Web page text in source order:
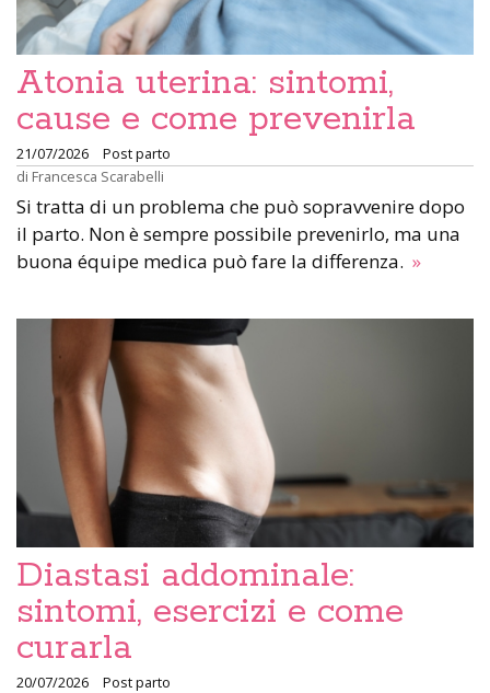
Atonia uterina: sintomi,
cause e come prevenirla
21/07/2026
Post parto
di Francesca Scarabelli
Si tratta di un problema che può sopravvenire dopo
il parto. Non è sempre possibile prevenirlo, ma una
buona équipe medica può fare la differenza. »
Diastasi addominale:
sintomi, esercizi e come
curarla
20/07/2026
Post parto